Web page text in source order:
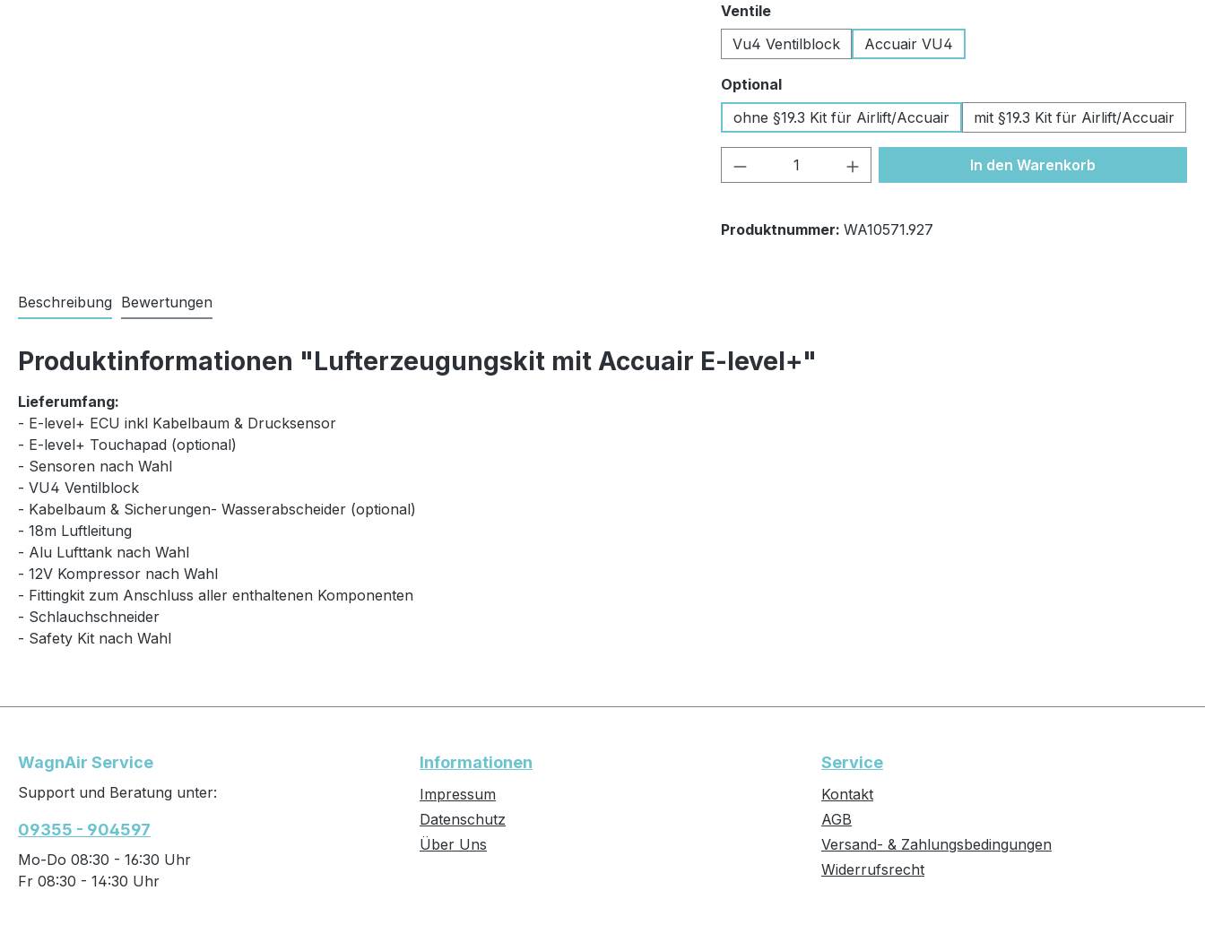
Ventileauswählen
Vu4 Ventilblock
Accuair VU4
Optionalauswählen
ohne §19.3 Kit für Airlift/Accuair
mit §19.3 Kit für Airlift/Accuair
Produkt Anzahl: Gib den gewünschten Wert
In den Warenkorb
Produktnummer: WA10571.927
Beschreibung Bewertungen
Produktinformationen "Lufterzeugungskit mit Accuair E-level+"
Lieferumfang:
- E-level+ ECU inkl Kabelbaum & Drucksensor
- E-level+ Touchapad (optional)
- Sensoren nach Wahl
- VU4 Ventilblock
- Kabelbaum & Sicherungen- Wasserabscheider (optional)
- 18m Luftleitung
- Alu Lufttank nach Wahl
- 12V Kompressor nach Wahl
- Fittingkit zum Anschluss aller enthaltenen Komponenten
- Schlauchschneider
- Safety Kit nach Wahl
WagnAir Service
Support und Beratung unter:
09355 - 904597
Mo-Do 08:30 - 16:30 Uhr
Fr 08:30 - 14:30 Uhr
Informationen
Impressum
Datenschutz
Über Uns
Service
Kontakt
AGB
Versand- & Zahlungsbedingungen
Widerrufsrecht